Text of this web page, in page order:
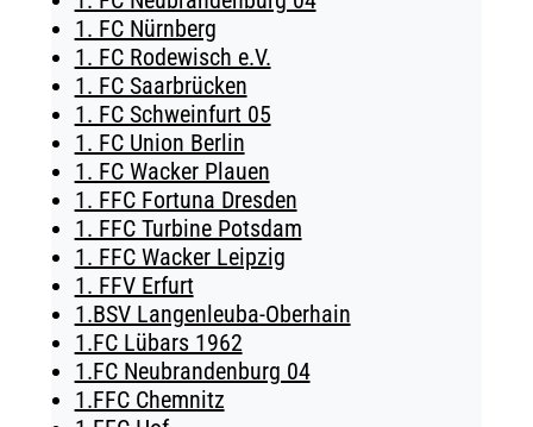
1. FC Nürnberg
1. FC Rodewisch e.V.
1. FC Saarbrücken
1. FC Schweinfurt 05
1. FC Union Berlin
1. FC Wacker Plauen
1. FFC Fortuna Dresden
1. FFC Turbine Potsdam
1. FFC Wacker Leipzig
1. FFV Erfurt
1.BSV Langenleuba-Oberhain
1.FC Lübars 1962
1.FC Neubrandenburg 04
1.FFC Chemnitz